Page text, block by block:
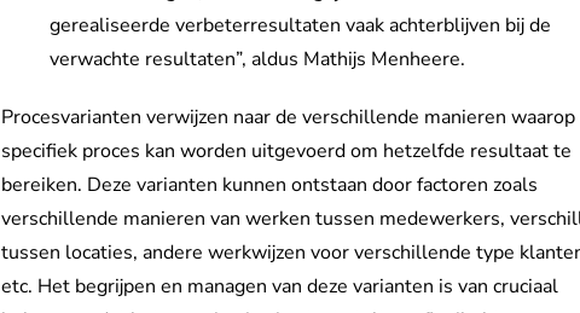
gerealiseerde verbeterresultaten vaak achterblijven bij de
verwachte resultaten”, aldus Mathijs Menheere.
Procesvarianten verwijzen naar de verschillende manieren waarop
specifiek proces kan worden uitgevoerd om hetzelfde resultaat te
bereiken. Deze varianten kunnen ontstaan door factoren zoals
verschillende manieren van werken tussen medewerkers,
tussen locaties, andere werkwijzen voor verschillende type
etc. Het begrijpen en managen van deze varianten is van cruciaal